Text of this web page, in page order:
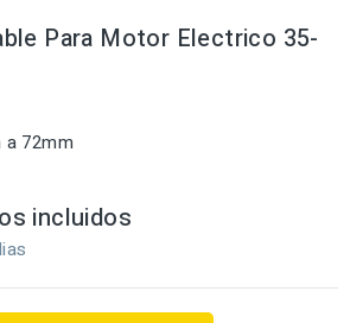
Para Motor Electrico 35-
72mm
incluidos